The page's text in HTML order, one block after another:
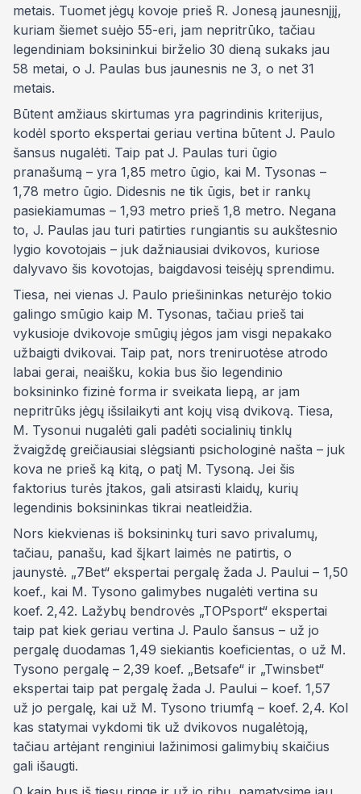
metais. Tuomet jėgų kovoje prieš R. Jonesą jaunesnįjį,
kuriam šiemet suėjo 55-eri, jam nepritrūko, tačiau
legendiniam boksininkui birželio 30 dieną sukaks jau
58 metai, o J. Paulas bus jaunesnis ne 3, o net 31
metais.
Būtent amžiaus skirtumas yra pagrindinis kriterijus,
kodėl sporto ekspertai geriau vertina būtent J. Paulo
šansus nugalėti. Taip pat J. Paulas turi ūgio
pranašumą – yra 1,85 metro ūgio, kai M. Tysonas –
1,78 metro ūgio. Didesnis ne tik ūgis, bet ir rankų
pasiekiamumas – 1,93 metro prieš 1,8 metro. Negana
to, J. Paulas jau turi patirties rungiantis su aukštesnio
lygio kovotojais – juk dažniausiai dvikovos, kuriose
dalyvavo šis kovotojas, baigdavosi teisėjų sprendimu.
Tiesa, nei vienas J. Paulo priešininkas neturėjo tokio
galingo smūgio kaip M. Tysonas, tačiau prieš tai
vykusioje dvikovoje smūgių jėgos jam visgi nepakako
užbaigti dvikovai. Taip pat, nors treniruotėse atrodo
labai gerai, neaišku, kokia bus šio legendinio
boksininko fizinė forma ir sveikata liepą, ar jam
nepritrūks jėgų išsilaikyti ant kojų visą dvikovą. Tiesa,
M. Tysonui nugalėti gali padėti socialinių tinklų
žvaigždę greičiausiai slėgsianti psichologinė našta – juk
kova ne prieš ką kitą, o patį M. Tysoną. Jei šis
faktorius turės įtakos, gali atsirasti klaidų, kurių
legendinis boksininkas tikrai neatleidžia.
Nors kiekvienas iš boksininkų turi savo privalumų,
tačiau, panašu, kad šįkart laimės ne patirtis, o
jaunystė. „7Bet“ ekspertai pergalę žada J. Paului – 1,50
koef., kai M. Tysono galimybes nugalėti vertina su
koef. 2,42. Lažybų bendrovės „TOPsport“ ekspertai
taip pat kiek geriau vertina J. Paulo šansus – už jo
pergalę duodamas 1,49 siekiantis koeficientas, o už M.
Tysono pergalę – 2,39 koef. „Betsafe“ ir „Twinsbet“
ekspertai taip pat pergalę žada J. Paului – koef. 1,57
už jo pergalę, kai už M. Tysono triumfą – koef. 2,4. Kol
kas statymai vykdomi tik už dvikovos nugalėtoją,
tačiau artėjant renginiui lažinimosi galimybių skaičius
gali išaugti.